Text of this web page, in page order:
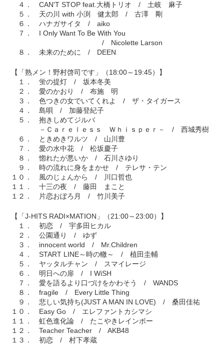
４． CAN'T STOP feat.大橋トリオ / 土岐 麻子
５． 天の川 with 小渕 健太郎 / 古澤 剛
６． ハナガサイタ / aiko
７． I Only Want To Be With You
/ Nicolette Larson
８． 未来のために / DEEN
【「熟メン！野村啓司です」（18:00～19:45）】
１． 蛍の提灯 / 坂本冬美
２． 愛のかおり / 布施 明
３． 色つきの女でいてくれよ / ザ・タイガース
４． 島唄 / 加藤登紀子
５． 抱きしめてジルバ
－Ｃａｒｅｌｅｓｓ Ｗｈｉｓｐｅｒ－ / 西城秀樹
６． ときめきワルツ / 山川豊
７． 愛の水中花 / 松坂慶子
８． 惚れたが悪いか / 石川さゆり
９． 時の流れに身をまかせ / テレサ・テン
１０． 風のじょんから / 川口哲也
１１． 十三の夜 / 藤田 まこと
１２． 片恋おぼろ月 / 竹川美子
【「J-HITS RADI×MATION」（21:00～23:00）】
１． 初恋 / 宇多田ヒカル
２． 公園通り / ゆず
３． innocent world / Mr.Children
４． START LINE～時の轍～ / 植田圭輔
５． ヤッタルチャン / スマイレージ
６． 明日への扉 / I WiSH
７． 愛を語るより口づけをかわそう / WANDS
８． fragile / Every Little Thing
９． 悲しい気持ち(JUST A MAN IN LOVE) / 桑田佳祐
１０． Easy Go / エレファントカシマシ
１１． 虹色進化論 / たこやきレインボー
１２． Teacher Teacher / AKB48
１３． 初恋 / 村下孝蔵